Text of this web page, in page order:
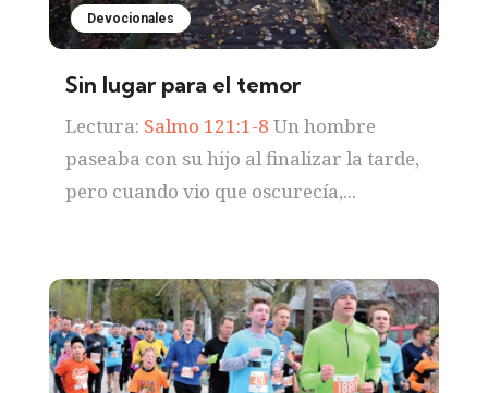
Devocionales
Sin lugar para el temor
Lectura: Salmo 121:1-8 Un hombre
paseaba con su hijo al finalizar la tarde,
pero cuando vio que oscurecía,...